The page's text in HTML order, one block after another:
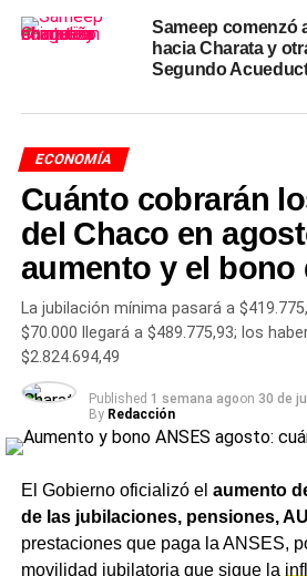
urbanos.
El Chaco y el NEA:
provincia más baja,
cara
El dato provincial específico de
los próximos días, cuando la
procese el informe regional del
conoce es el punto de partida:
CharataChaco.Neten abril, el
trimestre con unainflación
ubicándose como la segunda
de precios del país entre los diez
propia, solo por debajo de Río
nacional del período fue del 9,4%.
Sin embargo, ese resultado
cuadro regional más preocupante:
11,5% en el mismo trimestre, la
Sameep comenzó
hacia Charata y
Segundo
ECONOMÍA
Cuánto cobrarán
del Chaco en
aumento y el bono
La jubilación mínima pasará a
$70.000 llegará a $489.775,93; los
$2.824.694,49
Published 1 semana agoon 30 de
By Redacción
El Gobierno oficializó el aumento
de las jubilaciones, pensiones,
prestaciones que paga la ANSES,
movilidad jubilatoria que sigue la